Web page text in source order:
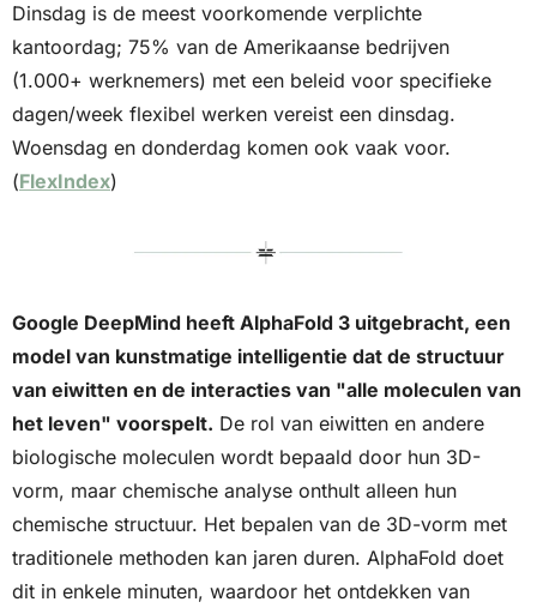
Dinsdag is de meest voorkomende verplichte
kantoordag; 75% van de Amerikaanse bedrijven
(1.000+ werknemers) met een beleid voor specifieke
dagen/week flexibel werken vereist een dinsdag.
Woensdag en donderdag komen ook vaak voor.
(FlexIndex)
Google DeepMind heeft AlphaFold 3 uitgebracht, een
model van kunstmatige intelligentie dat de structuur
van eiwitten en de interacties van "alle moleculen van
het leven" voorspelt. De rol van eiwitten en andere
biologische moleculen wordt bepaald door hun 3D-
vorm, maar chemische analyse onthult alleen hun
chemische structuur. Het bepalen van de 3D-vorm met
traditionele methoden kan jaren duren. AlphaFold doet
dit in enkele minuten, waardoor het ontdekken van